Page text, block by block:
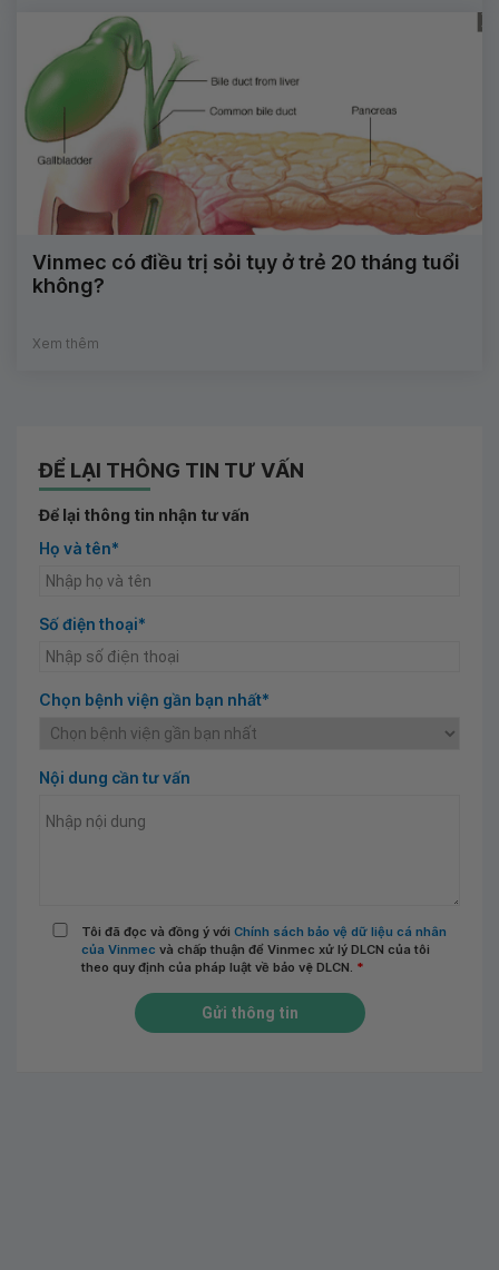
Vinmec có điều trị sỏi tụy ở trẻ 20 tháng tuổi
không?
Xem thêm
ĐỂ LẠI THÔNG TIN TƯ VẤN
Để lại thông tin nhận tư vấn
Họ và tên*
Số điện thoại*
Chọn bệnh viện gần bạn nhất*
Nội dung cần tư vấn
Tôi đã đọc và đồng ý với Chính sách bảo vệ dữ liệu cá nhân
của Vinmec và chấp thuận để Vinmec xử lý DLCN của tôi
theo quy định của pháp luật về bảo vệ DLCN. *
Gửi thông tin